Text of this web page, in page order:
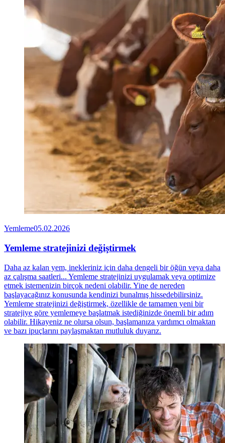
Yemleme05.02.2026
Yemleme stratejinizi değiştirmek
Daha az kalan yem, inekleriniz için daha dengeli bir öğün veya daha
az çalışma saatleri... Yemleme stratejinizi uygulamak veya optimize
etmek istemenizin birçok nedeni olabilir. Yine de nereden
başlayacağınız konusunda kendinizi bunalmış hissedebilirsiniz.
Yemleme stratejinizi değiştirmek, özellikle de tamamen yeni bir
stratejiye göre yemlemeye başlatmak istediğinizde önemli bir adım
olabilir. Hikayeniz ne olursa olsun, başlamanıza yardımcı olmaktan
ve bazı ipuçlarını paylaşmaktan mutluluk duyarız.